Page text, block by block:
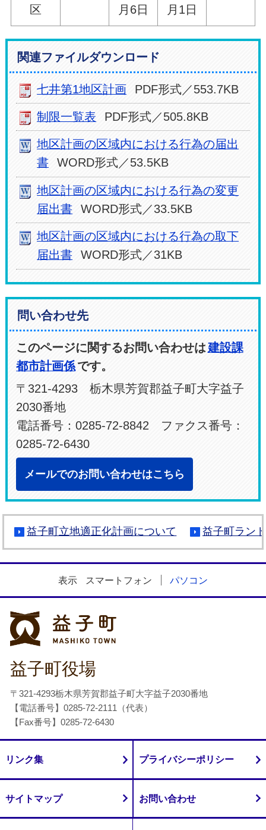
区
月6日
月1日
関連ファイルダウンロード
七井第1地区計画 PDF形式／553.7KB
制限一覧表 PDF形式／505.8KB
地区計画の区域内における行為の届出
書
WORD形式／53.5KB
地区計画の区域内における行為の変更
届出書
WORD形式／33.5KB
地区計画の区域内における行為の取下
届出書
WORD形式／31KB
問い合わせ先
このページに関するお問い合わせは建設課
都市計画係です。
〒321-4293 栃木県芳賀郡益子町大字益子
2030番地
電話番号：0285-72-8842 ファクス番号：
0285-72-6430
メールでのお問い合わせはこちら
益子町立地適正化計画について 益子町ラン
表示 スマートフォン パソコン
益子町役場
〒321-4293栃木県芳賀郡益子町大字益子2030番地
【電話番号】0285-72-2111（代表）
【Fax番号】0285-72-6430
リンク集 プライバシーポリシー
サイトマップ お問い合わせ